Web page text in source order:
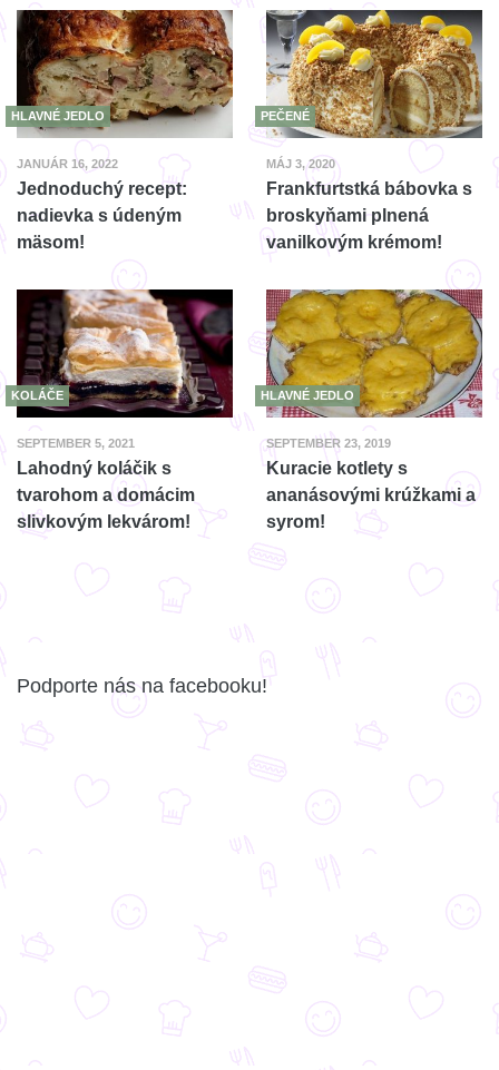
HLAVNÉ JEDLO
JANUÁR 16, 2022
Jednoduchý recept:
nadievka s údeným
mäsom!
PEČENÉ
MÁJ 3, 2020
Frankfurtstká bábovka s
broskyňami plnená
vanilkovým krémom!
KOLÁČE
SEPTEMBER 5, 2021
Lahodný koláčik s
tvarohom a domácim
slivkovým lekvárom!
HLAVNÉ JEDLO
SEPTEMBER 23, 2019
Kuracie kotlety s
ananásovými krúžkami a
syrom!
Podporte nás na facebooku!